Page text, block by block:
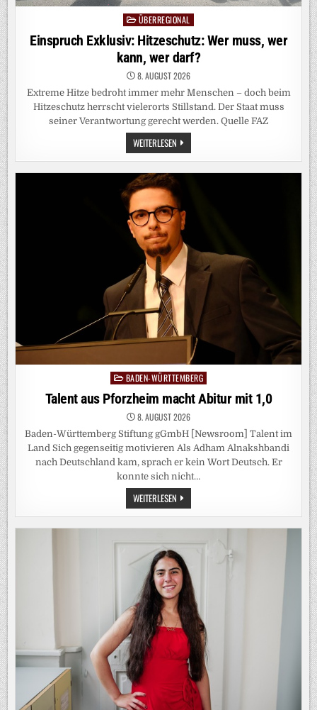
Posted
in
ÜBERREGIONAL
Einspruch Exklusiv: Hitzeschutz: Wer muss, wer
kann, wer darf?
8. AUGUST 2026
Extreme Hitze bedroht immer mehr Menschen – doch beim
Hitzeschutz herrscht vielerorts Stillstand. Der Staat muss
seiner Verantwortung gerecht werden. Quelle FAZ
WEITERLESEN EINSPRUCH
EXKLUSIV:
HITZESCHUTZ:
WER
KANN,
WER
DARF?
Posted
in
BADEN-WÜRTTEMBERG
Talent aus Pforzheim macht Abitur mit 1,0
8. AUGUST 2026
Baden-Württemberg Stiftung gGmbH [Newsroom] Talent im
Land Sich gegenseitig motivieren Als Adham Alnakshbandi
nach Deutschland kam, sprach er kein Wort Deutsch. Er
konnte sich nicht…
WEITERLESEN TALENT
AUS
PFORZHEIM
MIT
1,0